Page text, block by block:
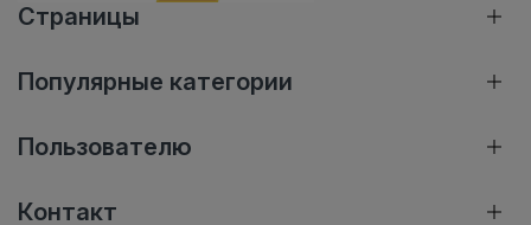
Страницы
Популярные категории
Пользователю
Контакт